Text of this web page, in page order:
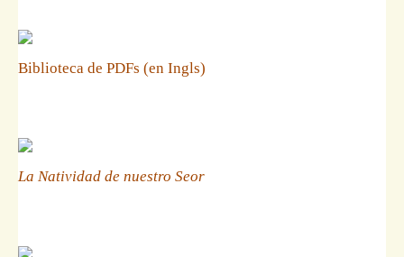
Biblioteca de PDFs (en Ingls)
La Natividad de nuestro Seor